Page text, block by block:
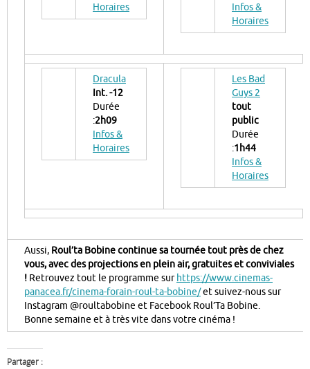
Horaires
Infos &
Horaires
Dracula
Int. -12
Durée
:2h09
Infos &
Horaires
Les Bad
Guys 2
tout
public
Durée
:1h44
Infos &
Horaires
Aussi, Roul’ta Bobine continue sa tournée tout près de chez
vous, avec des projections en plein air, gratuites et conviviales
! Retrouvez tout le programme sur https://www.cinemas-
panacea.fr/cinema-forain-roul-ta-bobine/et suivez-nous sur
Instagram @roultabobine et Facebook Roul’Ta Bobine.
Bonne semaine et à très vite dans votre cinéma !
Partager :